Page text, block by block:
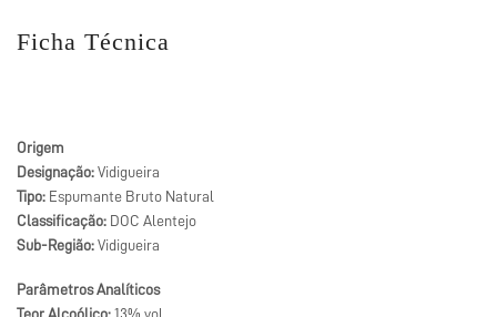
Ficha Técnica
Origem
Designação: Vidigueira
Tipo: Espumante Bruto Natural
Classificação: DOC Alentejo
Sub-Região: Vidigueira
Parâmetros Analíticos
Teor Alcoólico: 13% vol.